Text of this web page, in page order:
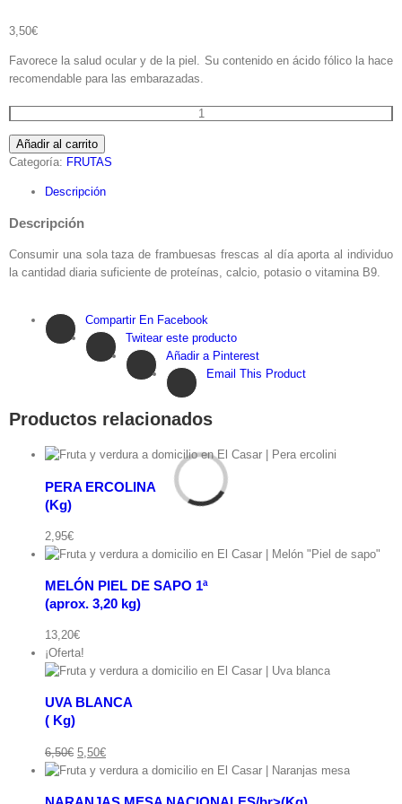
3,50€
Favorece la salud ocular y de la piel. Su contenido en ácido fólico la hace
recomendable para las embarazadas.
FRAMBUESAS(bandeja
Añadir al carrito
Categoría: FRUTAS
Descripción
Descripción
Consumir una sola taza de frambuesas frescas al día aporta al individuo
la cantidad diaria suficiente de proteínas, calcio, potasio o vitamina B9.
Compartir En Facebook
Twitear este producto
Añadir a Pinterest
Email This Product
Productos relacionados
PERA ERCOLINA
(Kg)
2,95€
MELÓN PIEL DE SAPO 1ª
(aprox. 3,20 kg)
13,20€
¡Oferta!
UVA BLANCA
( Kg)
6,50€ El
precio
5,50€El
precio